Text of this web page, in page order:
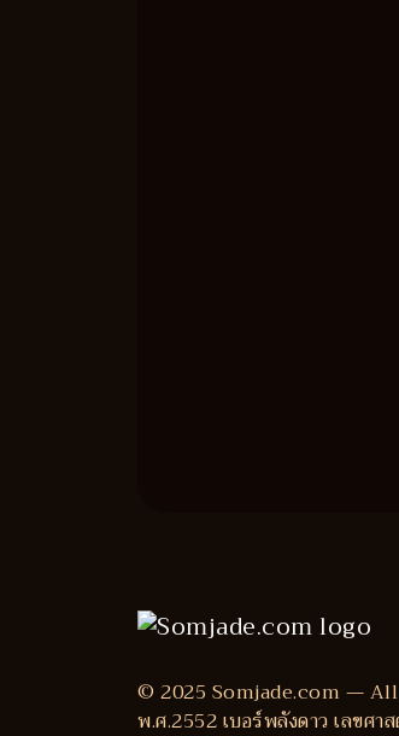
© 2025 Somjade.com —
พ.ศ.2552 เบอร์พลังดาว เลขศา